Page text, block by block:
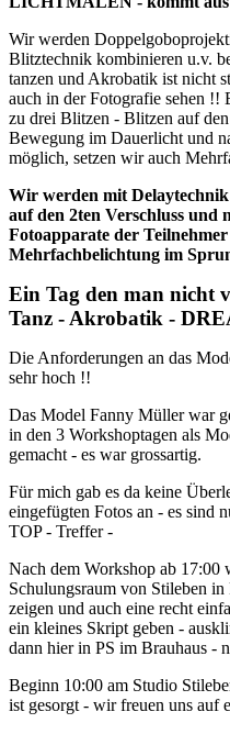
Wir werden
Blitztechnik kombinieren u.v.
tanzen und Akrobatik ist nicht
auch in der Fotografie sehen
zu drei Blitzen - Blitzen auf
Bewegung im Dauerlicht und
möglich, setzen wir auch
Wir werden mit
auf den 2ten Verschluss und
Fotoapparate der
Mehrfachbelichtung im
Ein Tag den man nicht
Tanz - Akrobatik -
Die Anforderungen an das
sehr hoch !!
Das Model Fanny Müller war
in den 3 Workshoptagen als
gemacht - es war grossartig.
Für mich gab es da keine
eingefügten Fotos an - es sind
TOP - Treffer -
Nach dem Workshop ab 17:00
Schulungsraum von Stileben
zeigen und auch eine recht
ein kleines Skript geben -
dann hier in PS im Brauhaus -
Beginn 10:00 am Studio
ist gesorgt - wir freuen uns auf